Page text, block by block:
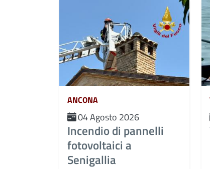
ANCONA
04 Agosto 2026
Incendio di pannelli
fotovoltaici a
Senigallia